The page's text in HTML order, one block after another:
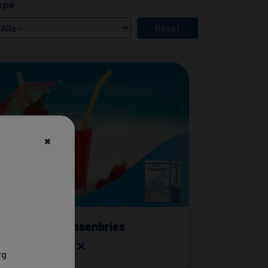
Verfrissend bessenbries
×
×